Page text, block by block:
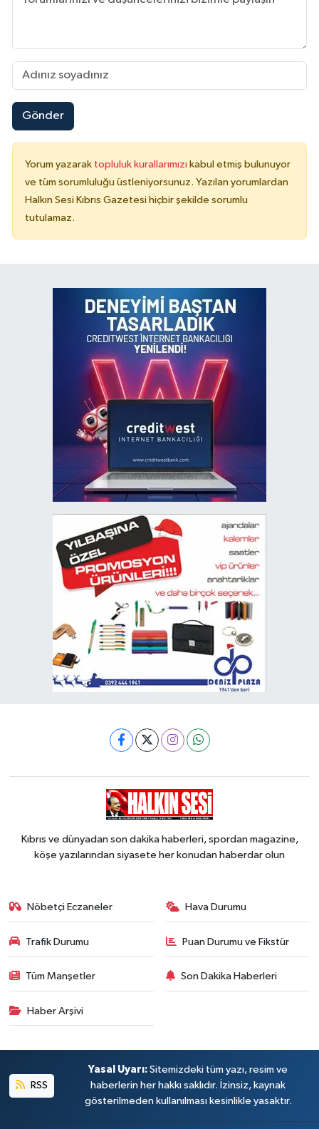
Gönder
Yorum yazarak topluluk kurallarımızı kabul etmiş bulunuyor
ve tüm sorumluluğu üstleniyorsunuz. Yazılan yorumlardan
Halkın Sesi Kıbrıs Gazetesi hiçbir şekilde sorumlu
tutulamaz.
Kıbrıs ve dünyadan son dakika haberleri, spordan magazine,
köşe yazılarından siyasete her konudan haberdar olun
Nöbetçi Eczaneler Hava Durumu
Trafik Durumu Puan Durumu ve Fikstür
Tüm Manşetler Son Dakika Haberleri
Haber Arşivi
RSS
Yasal Uyarı: Sitemizdeki tüm yazı, resim ve
haberlerin her hakkı saklıdır. İzinsiz, kaynak
gösterilmeden kullanılması kesinlikle yasaktır.